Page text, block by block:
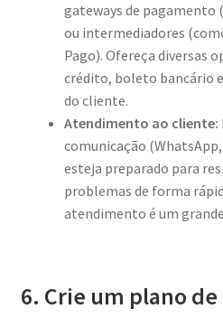
gateways de pagamento
ou intermediadores
Pago). Ofereça diversas
crédito, boleto bancário
do cliente.
Atendimento ao cliente:
comunicação
esteja preparado para
problemas de forma
atendimento é um
6. Crie um plano